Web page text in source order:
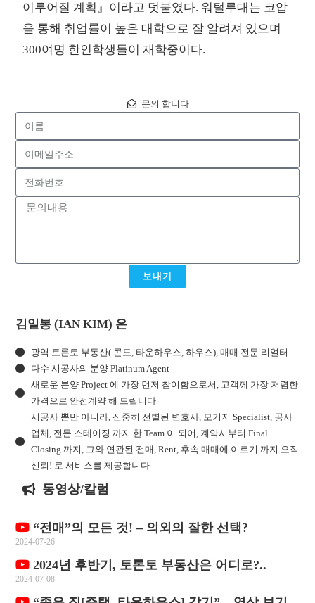
이루어질 계획』이라고 덧붙였다. 워털루대는 코압
을 통해 취업률이 높은 대학으로 잘 알려져 있으며
300여명 한인학생들이 재학중이다.
문의 합니다
보내기
김일봉 (IAN KIM) 은
광역 토론토 부동산( 콘도, 타운하우스, 하우스), 매매 전문 리얼터
다수 시공사의 분양 Platinum Agent
새로운 분양 Project 에 가장 먼저 참여함으로서, 고객께 가장 저렴한
가격으로 안전계약 해 드립니다
시공사 뿐만 아니라, 신중히 선별된 변호사, 모기지 Specialist, 공사
업체, 전문 스테이징 까지 한 Team 이 되어, 계약시부터 Final
Closing 까지, 그와 연관된 전매, Rent, 후속 매매에 이르기 까지 오직
신뢰! 로 서비스를 제공합니다
동영상/칼럼
“전매”의 모든 것! – 의외의 잘한 선택?
2024-07-26
2024년 후반기, 토론토 부동산은 어디로?..
2024-07-08